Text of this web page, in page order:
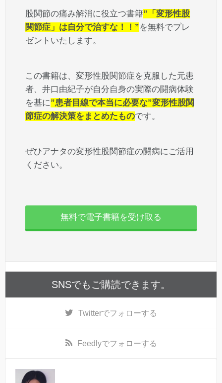
股関節の痛み解消に役立つ書籍”「変形性股
関節症」は自分で治すな！！”を無料でプレ
ゼントいたします。
この書籍は、変形性股関節症を克服した元患
者、井口由紀子が自分自身の実際の闘病体験
を基に”患者目線で本当に必要な”変形性股関
節症の解決策をまとめたものです。
ぜひアナタの変形性股関節症の闘病にご活用
ください。
無料で電子書籍を受け取る
SNSでもご購読できます。
Twitterでフォローする
Feedlyでフォローする